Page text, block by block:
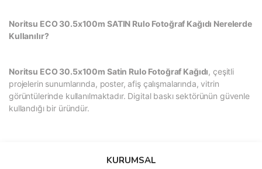
Noritsu ECO 30.5x100m SATIN Rulo Fotoğraf Kağıdı Nerelerde
Kullanılır?
Noritsu ECO 30.5x100m Satin Rulo Fotoğraf Kağıdı, çeşitli
projelerin sunumlarında, poster, afiş çalışmalarında, vitrin
görüntülerinde kullanılmaktadır. Digital baskı sektörünün güvenle
kullandığı bir üründür.
Bu ürüne ilk yorumu siz yapın!
KURUMSAL